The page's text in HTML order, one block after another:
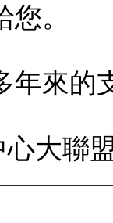
。
年來的
心大